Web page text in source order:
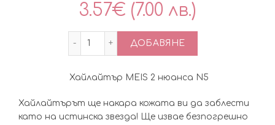
3.57€ (7.00 лв.)
количество за Хайлайтър MEIS 2
ДОБАВЯНЕ
Хайлайтър MEIS 2 нюанса N5
Хайлайтърът ще накара кожата ви да заблести
като на истинска звезда! Ще извае безпогрешно